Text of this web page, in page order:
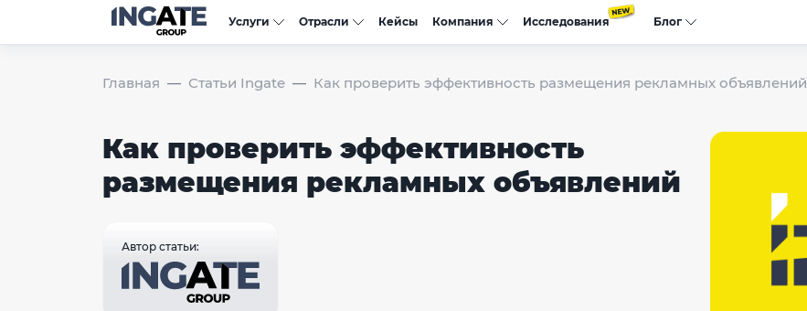
Услуги Отрасли Кейсы Компания Исследования Блог
Главная Статьи Ingate Как проверить эффективность размещения рекламных объявлений
Как проверить эффективность
размещения рекламных объявлений
Автор статьи: